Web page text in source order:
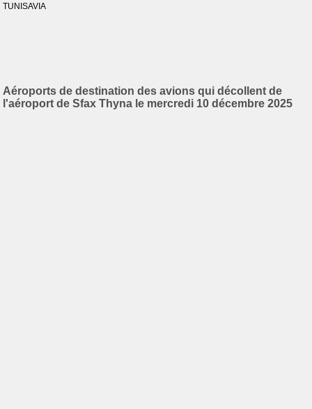
TUNISAVIA
Aéroports de destination des avions qui décollent de
l'aéroport de Sfax Thyna le mercredi 10 décembre 2025